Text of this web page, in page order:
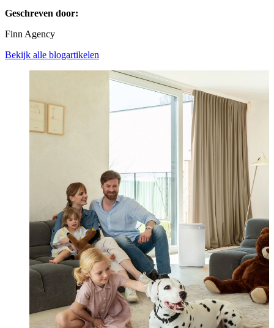
Geschreven door:
Finn Agency
Bekijk alle blogartikelen